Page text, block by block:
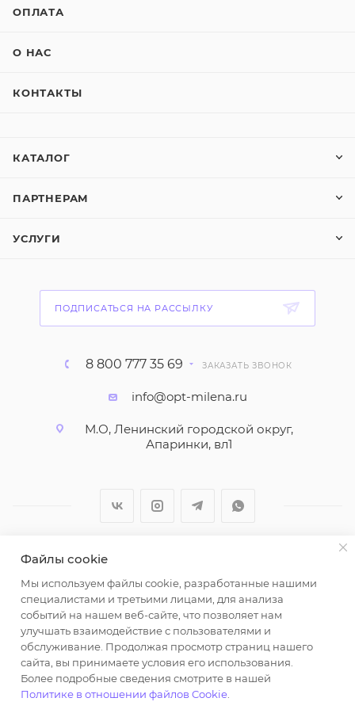
ОПЛАТА
О НАС
КОНТАКТЫ
КАТАЛОГ
ПАРТНЕРАМ
УСЛУГИ
ПОДПИСАТЬСЯ НА РАССЫЛКУ
8 800 777 35 69 ЗАКАЗАТЬ ЗВОНОК
info@opt-milena.ru
М.О, Ленинский городской округ,
Апаринки, вл1
2026 © ООО "Вайт Текстиль групп"
Любая информация на сайте носит справочный
характер и не является публичной офертой
определяемой положениями пункта 2 статьи 437
Гражданского кодекса Российской Федерации.
Использование любых материалов, опубликованных
на https://opt-milena.ru, допустимо только при
наличии письменного разрешения редакции и
Файлы cookie
Мы используем файлы cookie, разработанные нашими
специалистами и третьими лицами, для анализа
событий на нашем веб-сайте, что позволяет нам
улучшать взаимодействие с пользователями и
обслуживание. Продолжая просмотр страниц нашего
сайта, вы принимаете условия его использования.
Более подробные сведения смотрите в нашей
Политике в отношении файлов Cookie